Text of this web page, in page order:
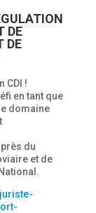
DE
DE
CDI !
en tant que
domaine
du
et de